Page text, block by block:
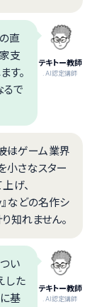
テキトー教師
.AI認定講師
直
支
す。
るで
はゲーム業界
小さなスター
げ、
などの名作シ
知れません。
テキトー教師
.AI認定講師
い
した
基